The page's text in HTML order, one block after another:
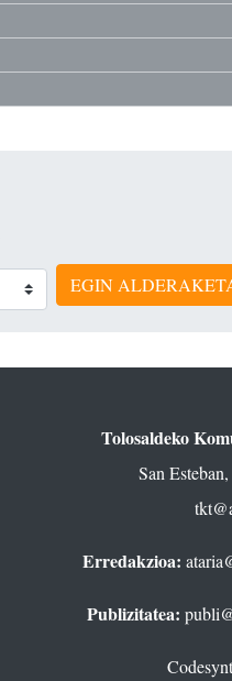
EGIN
Tolosaldeko
San
Erredakzioa:
Publizitatea: